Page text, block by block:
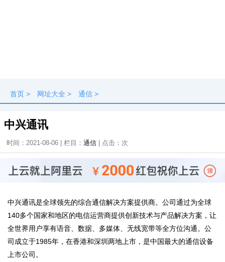
首页 > 网址大全 > 通信 >
中兴通讯
时间：2021-08-06 | 栏目： 通信 | 点击： 次
中兴通讯是全球领先的综合通信解决方案提供商。公司通过为全球
140多个国家和地区的电信运营商提供创新技术与产品解决方案，让
全世界用户享有语音、数据、多媒体、无线宽带等全方位沟通。公
司成立于1985年，在香港和深圳两地上市，是中国最大的通信设备
上市公司。